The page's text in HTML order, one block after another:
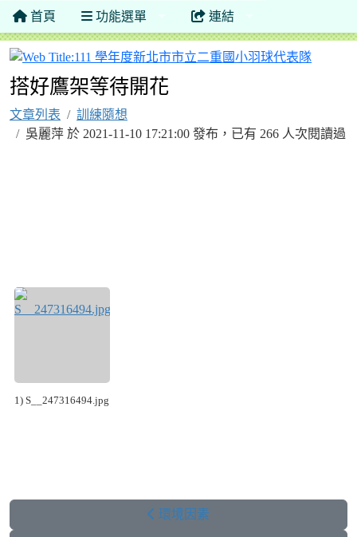
首頁 功能選單 連結
111 學
搭好鷹架等待開花
文章列表
訓練隨想
吳麗萍 於 2021-11-10 17:21:00 發布，已有 266 人次閱讀過
1) S__247316494.jpg
環境因素